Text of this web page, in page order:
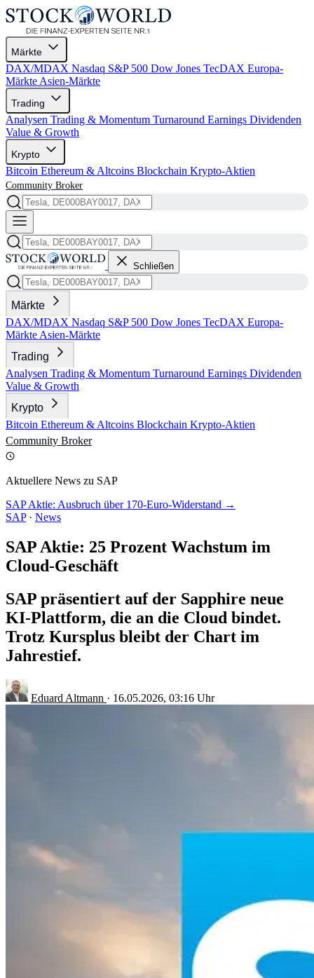
Märkte
DAX/MDAX Nasdaq S&P 500 Dow Jones TecDAX Europa-
Märkte Asien-Märkte
Trading
Analysen Trading & Momentum Turnaround Earnings Dividenden
Value & Growth
Krypto
Bitcoin Ethereum & Altcoins Blockchain Krypto-Aktien
Community Broker
Schließen
Märkte
DAX/MDAX Nasdaq S&P 500 Dow Jones TecDAX Europa-
Märkte Asien-Märkte
Trading
Analysen Trading & Momentum Turnaround Earnings Dividenden
Value & Growth
Krypto
Bitcoin Ethereum & Altcoins Blockchain Krypto-Aktien
Community Broker
Aktuellere News zu SAP
SAP Aktie: Ausbruch über 170-Euro-Widerstand →
SAP · News
SAP Aktie: 25 Prozent Wachstum im
Cloud-Geschäft
SAP präsentiert auf der Sapphire neue
KI-Plattform, die an die Cloud bindet.
Trotz Kursplus bleibt der Chart im
Jahrestief.
Eduard Altmann · 16.05.2026, 03:16 Uhr